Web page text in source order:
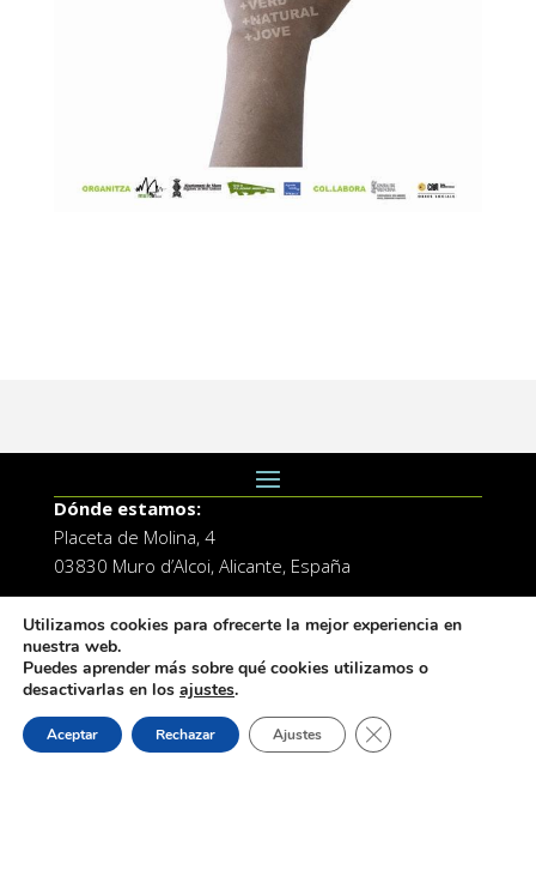
Dónde estamos:
Placeta de Molina, 4
03830 Muro d’Alcoi, Alicante, España
Contacto:
Tel.: 96 5530557
email:info@vilademuro.net
Utilizamos cookies para ofrecerte la mejor experiencia en
nuestra web.
Puedes aprender más sobre qué cookies utilizamos o
desactivarlas en los ajustes.
Aceptar Rechazar Ajustes Cerrar el banner de